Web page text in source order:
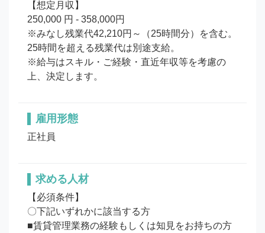
【想定月収】
250,000 円 - 358,000円
※みなし残業代42,210円～（25時間分）を含む。
25時間を超える残業代は別途支給。
※給与はスキル・ご経験・直近年収等を考慮の
上、決定します。
雇用形態
正社員
求める人材
【必須条件】
〇下記いずれかに該当する方
■賃貸管理業務の経験もしくは知見をお持ちの方